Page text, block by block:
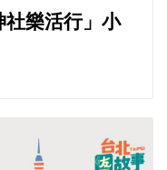
社樂活行」小